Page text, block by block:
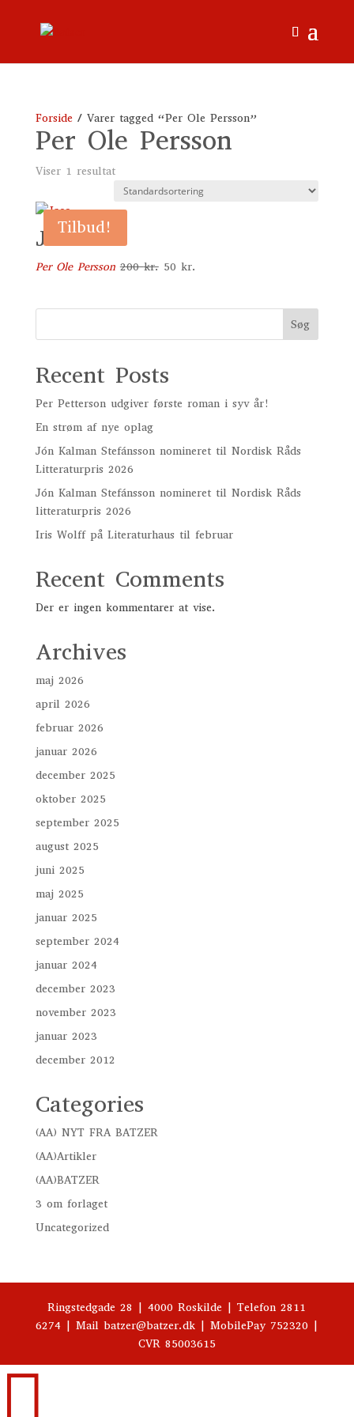
Forside/ Varer tagged “Per Ole Persson”
Per Ole Persson
Viser 1 resultat
Tilbud!
Jaco
Per Ole Persson 200kr. Den
200 kr..
50 kr.
50 kr..
Søg
Recent Posts
Per Petterson udgiver første roman i syv år!
En strøm af nye oplag
Jón Kalman Stefánsson nomineret til Nordisk Råds
Litteraturpris 2026
Jón Kalman Stefánsson nomineret til Nordisk Råds
litteraturpris 2026
Iris Wolff på Literaturhaus til februar
Recent Comments
Der er ingen kommentarer at vise.
Archives
maj 2026
april 2026
februar 2026
januar 2026
december 2025
oktober 2025
september 2025
august 2025
juni 2025
maj 2025
januar 2025
september 2024
januar 2024
december 2023
november 2023
januar 2023
december 2012
Categories
(AA) NYT FRA BATZER
(AA)Artikler
(AA)BATZER
3 om forlaget
Uncategorized
Ringstedgade 28 | 4000 Roskilde | Telefon 2811
6274 | Mail batzer@batzer.dk | MobilePay 752320 |
CVR 85003615